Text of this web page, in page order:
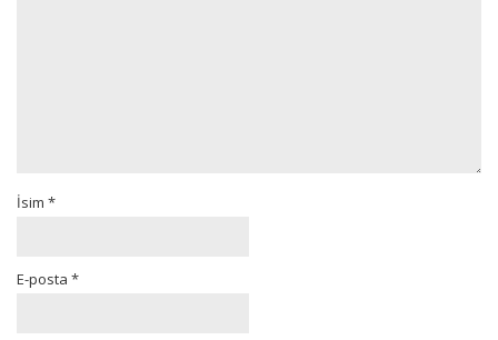
İsim *
E-posta *